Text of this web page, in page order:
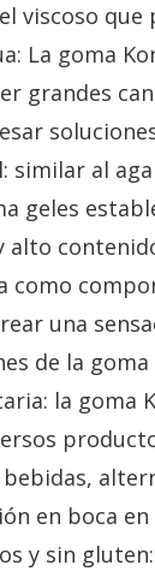
viscoso
La goma
grandes
similar al
geles
alto
como
una
de la goma
la goma
bebidas,
en boca
y sin